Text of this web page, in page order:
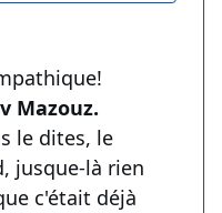
Mazouz.
le dites, le
jusque-là rien
c'était déjà